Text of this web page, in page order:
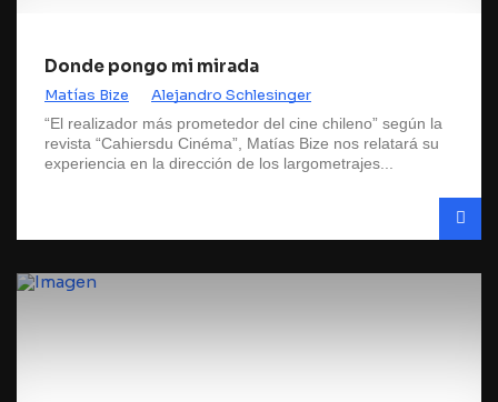
Donde pongo mi mirada
Matías Bize Alejandro Schlesinger
“El realizador más prometedor del cine chileno” según la
revista “Cahiersdu Cinéma”, Matías Bize nos relatará su
experiencia en la dirección de los largometrajes...